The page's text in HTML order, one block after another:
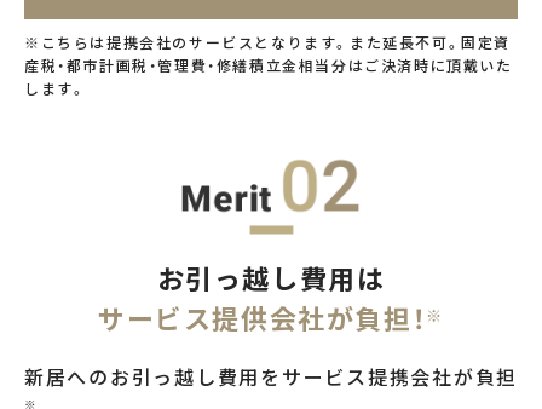
※こちらは提携会社のサービスとなります。また延長不可。固定資
産税・都市計画税・管理費・修繕積立金相当分はご決済時に頂戴いた
します。
お引っ越し費用は
サービス提供会社が負担！ ※
新居へのお引っ越し費用をサービス提携会社が負担
※